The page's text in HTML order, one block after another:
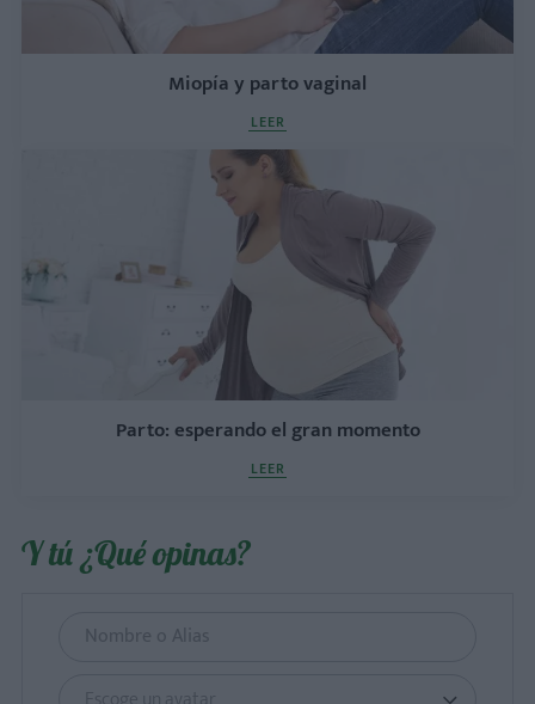
Miopía y parto vaginal
LEER
Parto: esperando el gran momento
LEER
Y tú ¿Qué opinas?